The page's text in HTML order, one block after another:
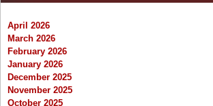
April 2026
March 2026
February 2026
January 2026
December 2025
November 2025
October 2025